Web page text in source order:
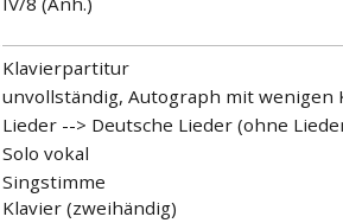
Klavierpartitur
unvollständig, Autograph mit wenigen
Lieder --> Deutsche Lieder (ohne
Solo vokal
Singstimme
Klavier (zweihändig)